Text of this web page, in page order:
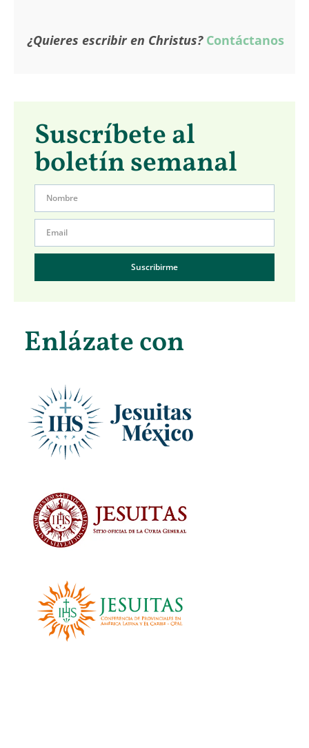
¿Quieres escribir en Christus? Contáctanos
Suscríbete al
boletín semanal
Suscribirme
Enlázate con